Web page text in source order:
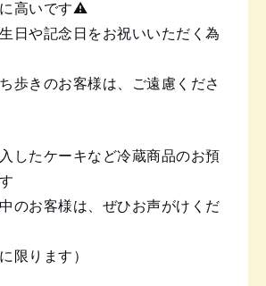
高いです⚠️
日や記念日をお祝いいただく為
歩きのお客様は、ご遠慮くださ
したケーキなど冷蔵商品のお預
のお客様は、ぜひお声がけくだ
限ります）